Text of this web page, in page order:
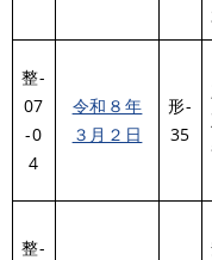
整-
07
-0
4
令和８年
３月２日
形-
35
整-